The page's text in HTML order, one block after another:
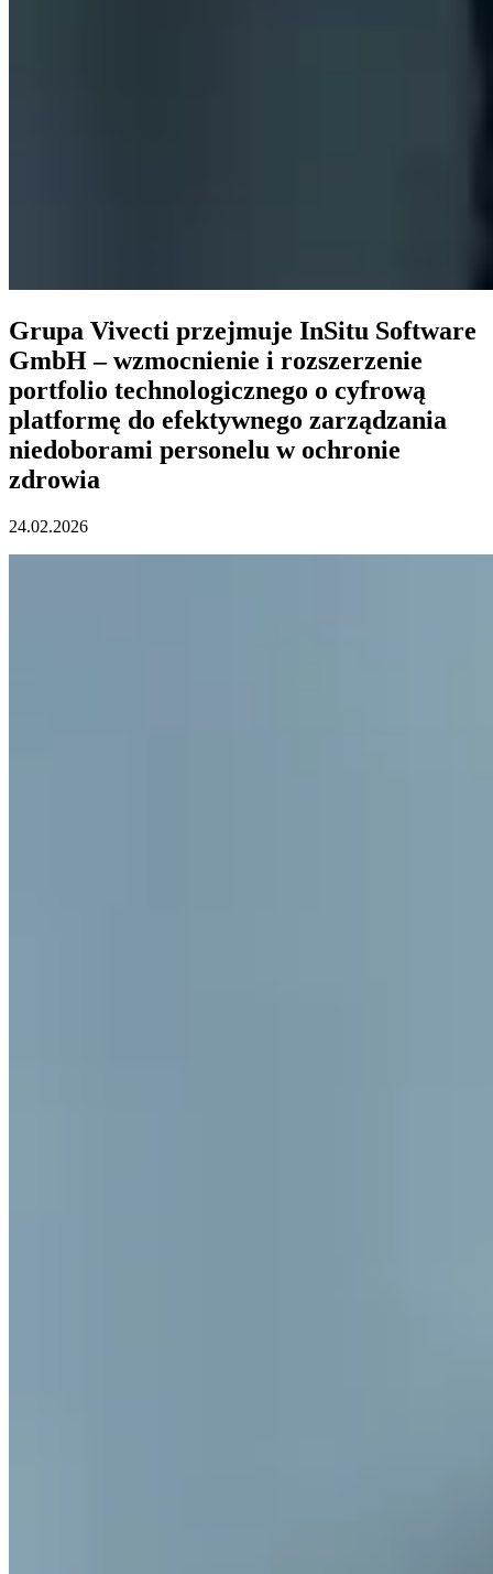
Grupa Vivecti przejmuje InSitu Software
GmbH – wzmocnienie i rozszerzenie
portfolio technologicznego o cyfrową
platformę do efektywnego zarządzania
niedoborami personelu w ochronie
zdrowia
24.02.2026